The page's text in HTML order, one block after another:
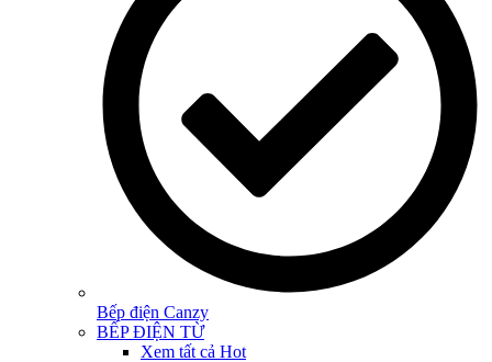
Bếp điện Canzy
BẾP ĐIỆN TỪ
Xem tất cả Hot